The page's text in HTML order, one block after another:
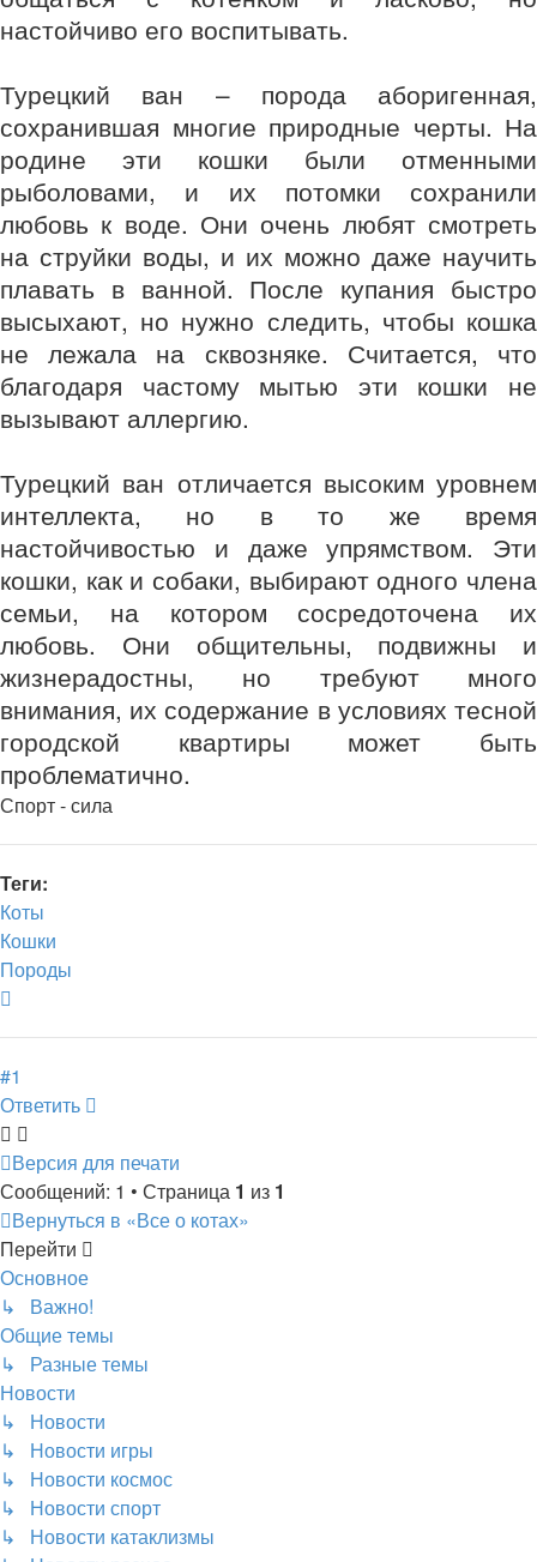
настойчиво его воспитывать.
Турецкий ван – порода аборигенная,
сохранившая многие природные черты. На
родине эти кошки были отменными
рыболовами, и их потомки сохранили
любовь к воде. Они очень любят смотреть
на струйки воды, и их можно даже научить
плавать в ванной. После купания быстро
высыхают, но нужно следить, чтобы кошка
не лежала на сквозняке. Считается, что
благодаря частому мытью эти кошки не
вызывают аллергию.
Турецкий ван отличается высоким уровнем
интеллекта, но в то же время
настойчивостью и даже упрямством. Эти
кошки, как и собаки, выбирают одного члена
семьи, на котором сосредоточена их
любовь. Они общительны, подвижны и
жизнерадостны, но требуют много
внимания, их содержание в условиях тесной
городской квартиры может быть
проблематично.
Спорт - сила
Теги:
Коты
Кошки
Породы
#1
Ответить
Версия для печати
Сообщений: 1 • Страница 1 из 1
Вернуться в «Все о котах»
Перейти
Основное
↳ Важно!
Общие темы
↳ Разные темы
Новости
↳ Новости
↳ Новости игры
↳ Новости космос
↳ Новости спорт
↳ Новости катаклизмы